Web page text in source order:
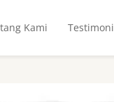
Kami Testimoni